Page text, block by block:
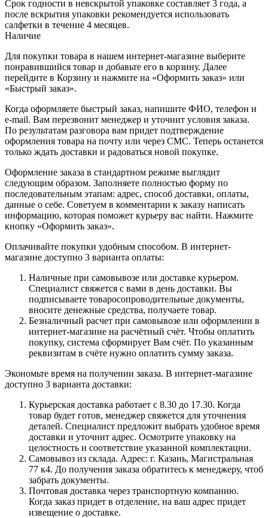
Срок годности в невскрытой упаковке составляет 3 года, а
после вскрытия упаковки рекомендуется использовать
салфетки в течение 4 месяцев.
Наличие
Для покупки товара в нашем интернет-магазине выберите
понравившийся товар и добавьте его в корзину. Далее
перейдите в Корзину и нажмите на «Оформить заказ» или
«Быстрый заказ».
Когда оформляете быстрый заказ, напишите ФИО, телефон и
e-mail. Вам перезвонит менеджер и уточнит условия заказа.
По результатам разговора вам придет подтверждение
оформления товара на почту или через СМС. Теперь останется
только ждать доставки и радоваться новой покупке.
Оформление заказа в стандартном режиме выглядит
следующим образом. Заполняете полностью форму по
последовательным этапам: адрес, способ доставки, оплаты,
данные о себе. Советуем в комментарии к заказу написать
информацию, которая поможет курьеру вас найти. Нажмите
кнопку «Оформить заказ».
Оплачивайте покупки удобным способом. В интернет-
магазине доступно 3 варианта оплаты:
Наличные при самовывозе или доставке курьером.
Специалист свяжется с вами в день доставки. Вы
подписываете товаросопроводительные документы,
вносите денежные средства, получаете товар.
Безналичный расчет при самовывозе или оформлении в
интернет-магазине на расчётный счёт. Чтобы оплатить
покупку, система сформирует Вам счёт. По указанным
реквизитам в счёте нужно оплатить сумму заказа.
Экономьте время на получении заказа. В интернет-магазине
доступно 3 варианта доставки:
Курьерская доставка работает с 8.30 до 17.30. Когда
товар будет готов, менеджер свяжется для уточнения
деталей. Специалист предложит выбрать удобное время
доставки и уточнит адрес. Осмотрите упаковку на
целостность и соответствие указанной комплектации.
Самовывоз из склада. Адрес: г. Казань, Магистральная
77 к4. До получения заказа обратитесь к менеджеру, чтоб
забрать документы.
Почтовая доставка через транспортную компанию.
Когда заказ придет в отделение, на ваш адрес придет
извещение о доставке.